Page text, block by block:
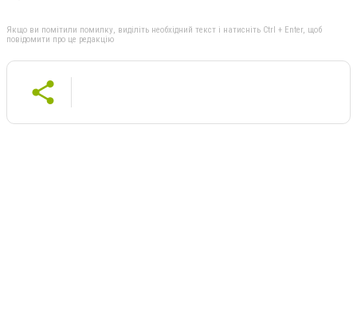
Якщо ви помітили помилку, виділіть необхідний текст і натисніть Ctrl + Enter, щоб
повідомити про це редакцію